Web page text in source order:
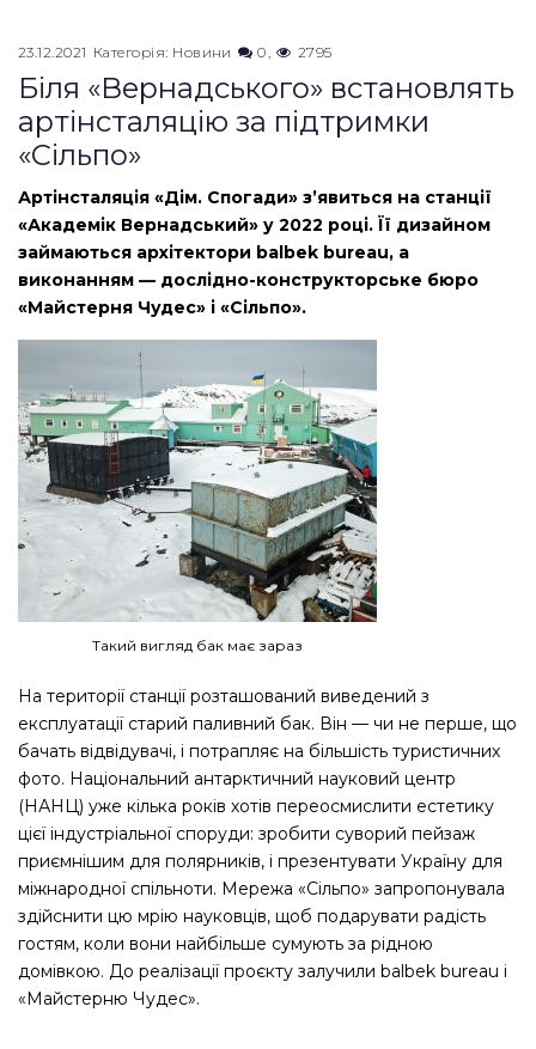
23.12.2021 Категорія: Новини 0 2795
Біля «Вернадського» встановлять
артінсталяцію за підтримки
«Сільпо»
Артінсталяція «Дім. Спогади» з’явиться на станції
«Академік Вернадський» у 2022 році. Її дизайном
займаються архітектори balbek bureau, а
виконанням — дослідно-конструкторське бюро
«Майстерня Чудес» і «Сільпо».
Такий вигляд бак має зараз
На території станції розташований виведений з
експлуатації старий паливний бак. Він — чи не перше, що
бачать відвідувачі, і потрапляє на більшість туристичних
фото. Національний антарктичний науковий центр
(НАНЦ) уже кілька років хотів переосмислити естетику
цієї індустріальної споруди: зробити суворий пейзаж
приємнішим для полярників, і презентувати Україну для
міжнародної спільноти. Мережа «Сільпо» запропонувала
здійснити цю мрію науковців, щоб подарувати радість
гостям, коли вони найбільше сумують за рідною
домівкою. До реалізації проєкту залучили balbek bureau і
«Майстерню Чудес».